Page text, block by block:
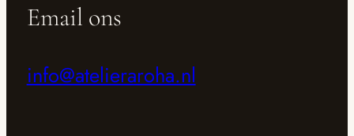
Email ons
info@atelieraroha.nl